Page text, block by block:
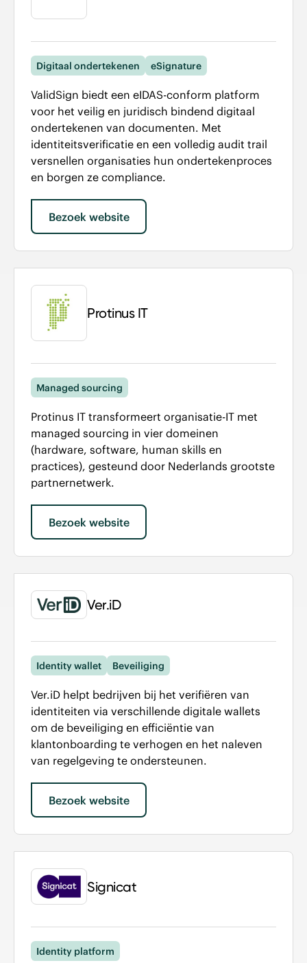
Digitaal ondertekenen eSignature
ValidSign biedt een eIDAS-conform platform
voor het veilig en juridisch bindend digitaal
ondertekenen van documenten. Met
identiteitsverificatie en een volledig audit trail
versnellen organisaties hun ondertekenproces
en borgen ze compliance.
Bezoek website
Protinus IT
Managed sourcing
Protinus IT transformeert organisatie-IT met
managed sourcing in vier domeinen
(hardware, software, human skills en
practices), gesteund door Nederlands grootste
partnernetwerk.
Bezoek website
Ver.iD
Identity wallet Beveiliging
Ver.iD helpt bedrijven bij het verifiëren van
identiteiten via verschillende digitale wallets
om de beveiliging en efficiëntie van
klantonboarding te verhogen en het naleven
van regelgeving te ondersteunen.
Bezoek website
Signicat
Identity platform